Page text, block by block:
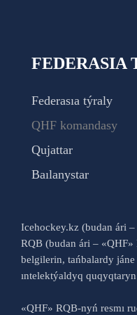
FEDERASIA
Federasıa týraly
QHF komandasy
Qujattar
Baılanystar
Icehockey.kz (budan ári –
RQB (budan ári – «QHF»
belgilerin, tańbalardy jáne
ıntelektýaldyq
«QHF» RQB-nyń resmı